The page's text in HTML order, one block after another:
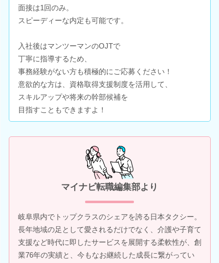
面接は1回のみ。
スピーディーな内定も可能です。
入社後はマンツーマンのOJTで
丁寧に指導するため、
事務経験がない方も積極的にご応募ください！
意欲的な方は、資格取得支援制度を活用して、
スキルアップや将来の幹部候補を
目指すこともできますよ！
マイナビ転職編集部より
岐阜県内でトップクラスのシェアを誇る日本タクシー。
長年地域の足として愛されるだけでなく、介護や子育て
支援など時代に即したサービスを展開する柔軟性が、創
業76年の実績と、今もなお継続した成長に繋がってい